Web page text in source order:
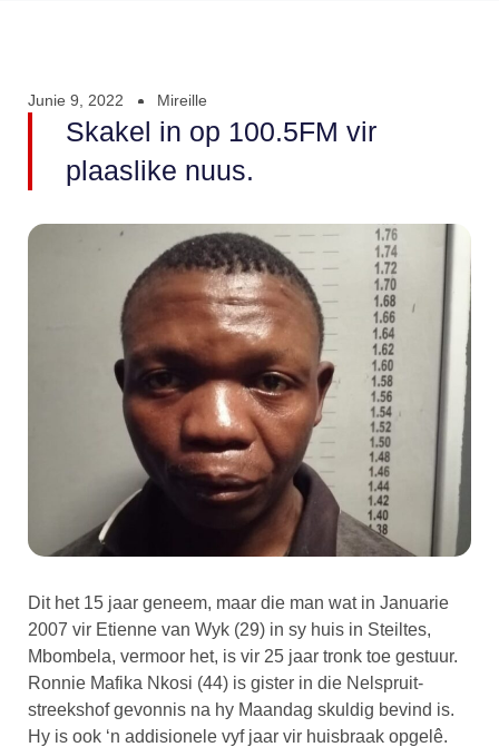
Junie 9, 2022 Mireille
Skakel in op 100.5FM vir
plaaslike nuus.
Dit het 15 jaar geneem, maar die man wat in Januarie
2007 vir Etienne van Wyk (29) in sy huis in Steiltes,
Mbombela, vermoor het, is vir 25 jaar tronk toe gestuur.
Ronnie Mafika Nkosi (44) is gister in die Nelspruit-
streekshof gevonnis na hy Maandag skuldig bevind is.
Hy is ook ‘n addisionele vyf jaar vir huisbraak opgelê.